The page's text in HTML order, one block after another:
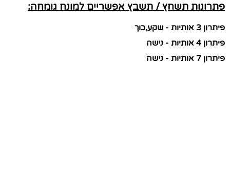
פתרונות תשחץ / תשבץ אפשריים למונח גומחה:
פיתרון 3 אותיות - שקע,כוך
פיתרון 4 אותיות - נישה
פיתרון 7 אותיות - נישה